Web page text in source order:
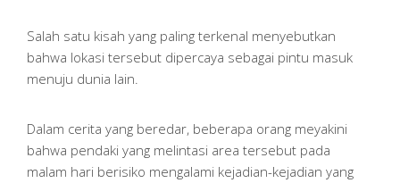
Salah satu kisah yang paling terkenal menyebutkan
bahwa lokasi tersebut dipercaya sebagai pintu masuk
menuju dunia lain.
Dalam cerita yang beredar, beberapa orang meyakini
bahwa pendaki yang melintasi area tersebut pada
malam hari berisiko mengalami kejadian-kejadian yang